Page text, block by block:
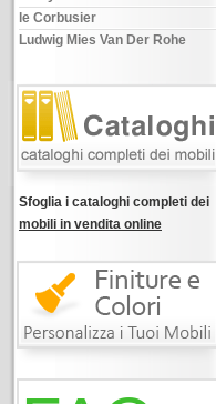
le Corbusier
Ludwig Mies Van Der Rohe
Sfoglia i cataloghi completi dei
mobili in vendita online